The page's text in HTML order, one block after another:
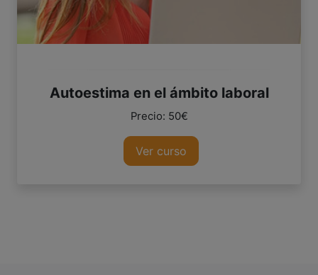
Autoestima en el ámbito laboral
Precio: 50€
Ver curso